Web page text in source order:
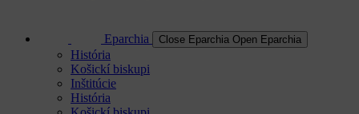
Eparchia Close Eparchia Open Eparchia
História
Košickí biskupi
Inštitúcie
História